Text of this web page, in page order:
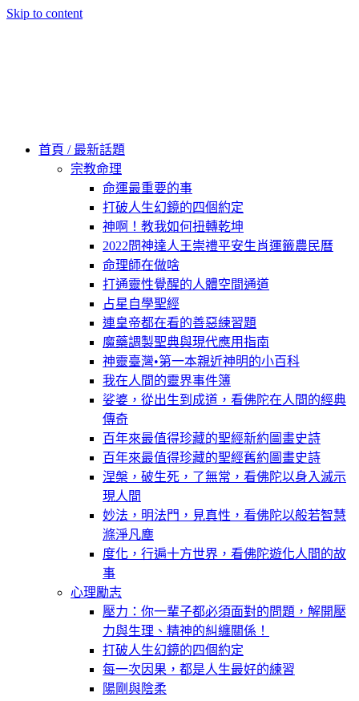
Skip to content
首頁 / 最新話題
宗教命理
命運最重要的事
打破人生幻鏡的四個約定
神啊！教我如何扭轉乾坤
2022問神達人王崇禮平安生肖運籤農民曆
命理師在做啥
打通靈性覺醒的人體空間通道
占星自學聖經
連皇帝都在看的善惡練習題
魔藥調製聖典與現代應用指南
神靈臺灣•第一本親近神明的小百科
我在人間的靈界事件簿
娑婆，從出生到成道，看佛陀在人間的經典
傳奇
百年來最值得珍藏的聖經新約圖畫史詩
百年來最值得珍藏的聖經舊約圖畫史詩
涅槃，破生死，了無常，看佛陀以身入滅示
現人間
妙法，明法門，見真性，看佛陀以般若智慧
滌淨凡塵
度化，行遍十方世界，看佛陀遊化人間的故
事
心理勵志
壓力：你一輩子都必須面對的問題，解開壓
力與生理、精神的糾纏關係！
打破人生幻鏡的四個約定
每一次因果，都是人生最好的練習
陽剛與陰柔